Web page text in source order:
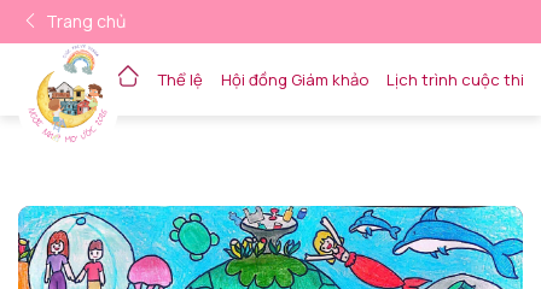
Trang chủ
Thể lệ Hội đồng Giám khảo Lịch trình cuộc thi
Về trang chủ